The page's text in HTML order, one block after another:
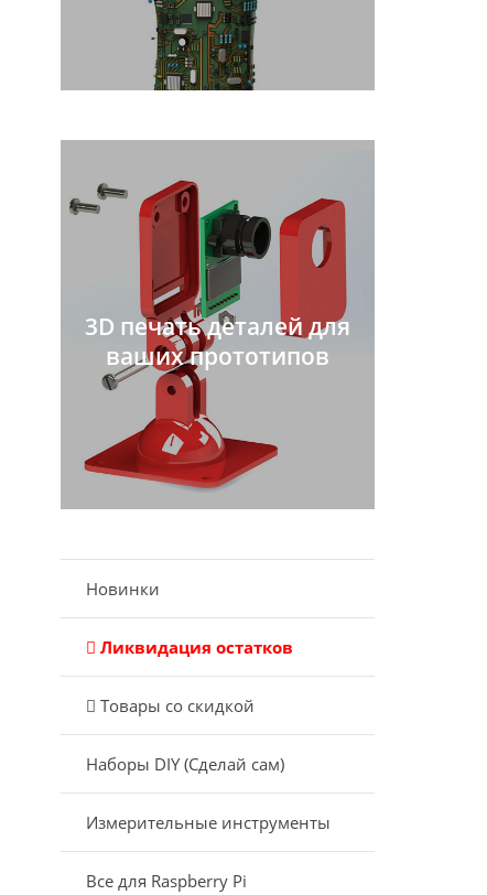
3D печать деталей для
ваших прототипов
Новинки
Ликвидация остатков
Товары со скидкой
Наборы DIY (Сделай сам)
Измерительные инструменты
Все для Raspberry Pi